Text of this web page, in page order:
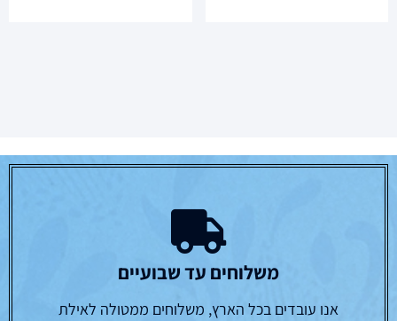
משלוחים עד שבועיים
אנו עובדים בכל הארץ, משלוחים ממטולה לאילת